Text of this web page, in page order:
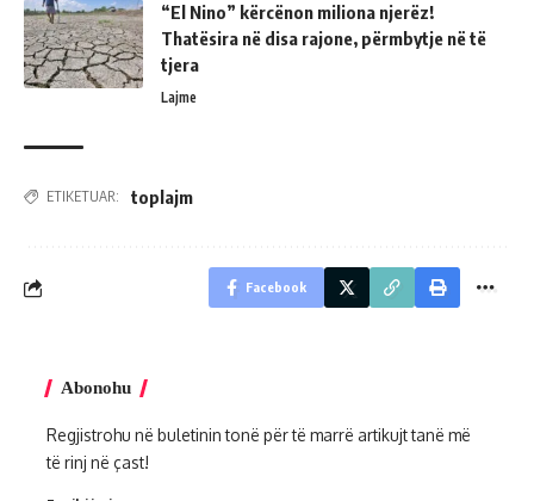
“El Nino” kërcënon miliona njerëz!
Thatësira në disa rajone, përmbytje në të
tjera
Lajme
ETIKETUAR: toplajm
Facebook
Abonohu
Regjistrohu në buletinin tonë për të marrë artikujt tanë më
të rinj në çast!